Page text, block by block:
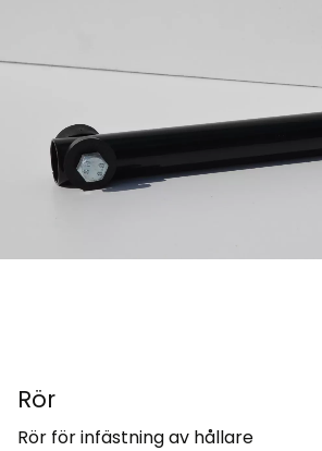
Rör
Rör för infästning av hållare